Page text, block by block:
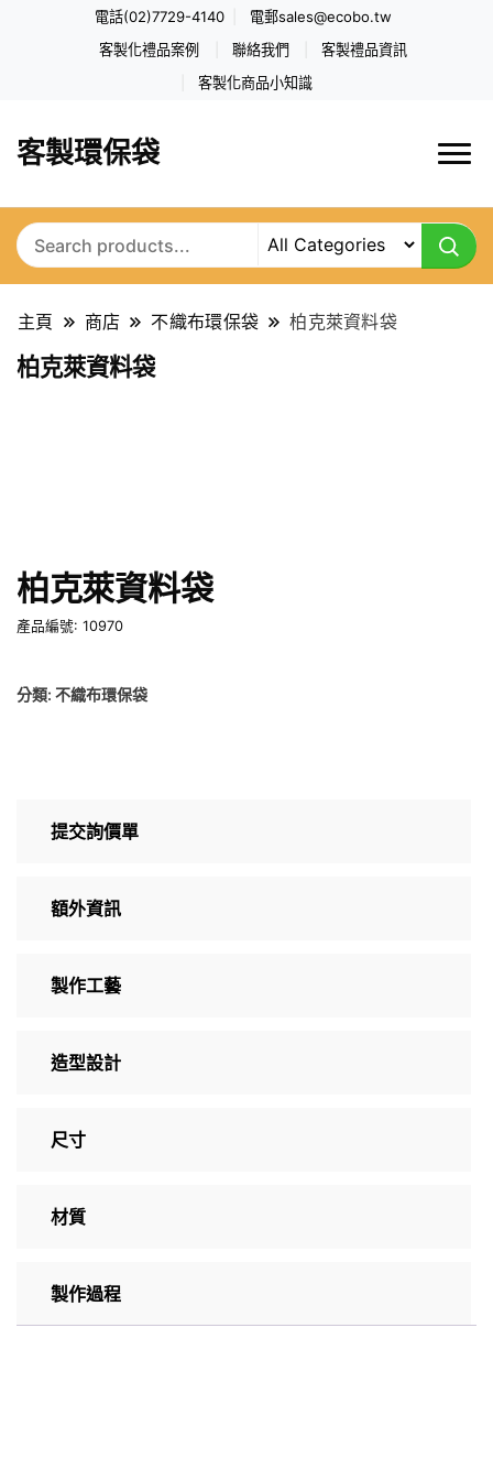
電話(02)7729-4140 電郵sales@ecobo.tw
客製化禮品案例 聯絡我們 客製禮品資訊
客製化商品小知識
客製環保袋
主頁 商店 不織布環保袋 柏克萊資料袋
柏克萊資料袋
柏克萊資料袋
產品編號: 10970
分類: 不織布環保袋
提交詢價單
額外資訊
製作工藝
造型設計
尺寸
材質
製作過程